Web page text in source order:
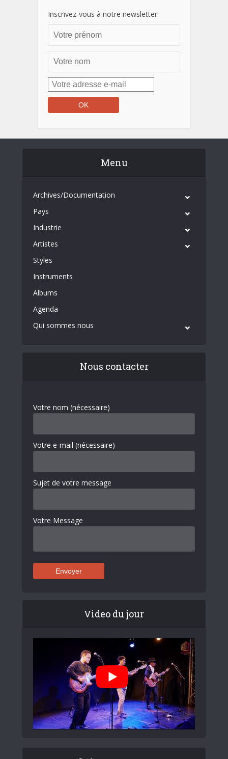
Inscrivez-vous à notre newsletter:
Menu
Archives/Documentation
Pays
Industrie
Artistes
Styles
Instruments
Albums
Agenda
Qui sommes nous
Nous contacter
Votre nom (nécessaire)
Votre e-mail (nécessaire)
Sujet de votre message
Votre Message
Video du jour